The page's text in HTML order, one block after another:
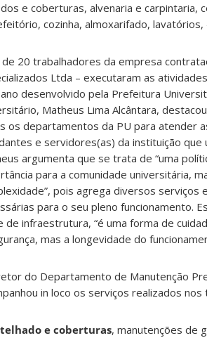
e coberturas, alvenaria e carpintaria,
cozinha, almoxarifado,
de 20 trabalhadores da empresa
Ltda – executaram as
desenvolvido pela Prefeitura
Matheus Lima Alcântara,
os departamentos da PU para atender
e servidores(as) da instituição que
argumenta que se trata de “uma
para a comunidade universitária,
pois agrega diversos serviços
para o seu pleno funcionamento.
de infraestrutura, “é uma forma de
mas a longevidade do
do Departamento de Manutenção
in loco os serviços realizados
telhado e coberturas, manutenções de